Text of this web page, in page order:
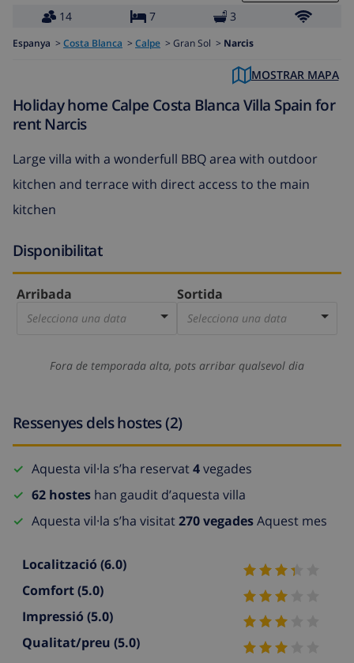
14
7 3
Espanya > Costa Blanca > Calpe > Gran Sol > Narcis
MOSTRAR MAPA
Holiday home Calpe Costa Blanca Villa Spain for
rent Narcis
Large villa with a wonderfull BBQ area with outdoor
kitchen and terrace with direct access to the main
kitchen
Disponibilitat
Arribada
Selecciona una data
Sortida
Selecciona una data
Fora de temporada alta, pots arribar qualsevol dia
Ressenyes dels hostes (2)
Aquesta vil·la s’ha reservat4vegades
62 hostes han gaudit d’aquesta villa
Aquesta vil·la s’ha visitat270 vegadesAquest mes
Localització (6.0)
Comfort(5.0)
Impressió (5.0)
Qualitat/preu (5.0)